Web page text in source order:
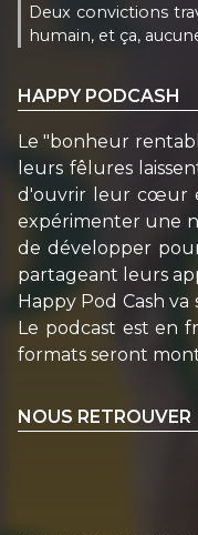
Deux convictions
humain, et ça,
HAPPY PODCASH
Le "bonheur
leurs fêlures
d'ouvrir leur cœur
expérimenter une
de développer
partageant leurs
Happy Pod Cash
Le podcast est en
formats seront
NOUS RETROUVER